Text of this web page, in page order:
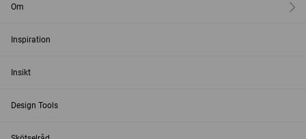
Om
Inspiration
Insikt
Design Tools